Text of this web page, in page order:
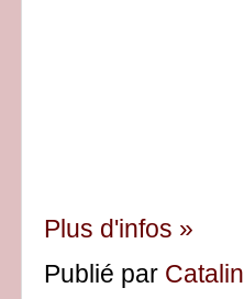
Plus d'infos »
Publié par